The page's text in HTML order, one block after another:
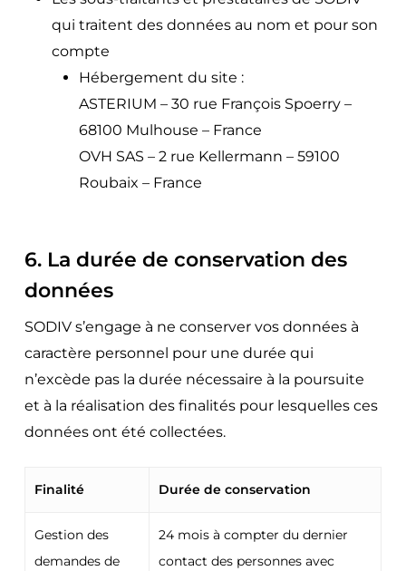
qui traitent des données au nom et pour son
compte
Hébergement du site :
ASTERIUM – 30 rue François Spoerry –
68100 Mulhouse – France
OVH SAS – 2 rue Kellermann – 59100
Roubaix – France
6. La durée de conservation des
données
SODIV s’engage à ne conserver vos données à
caractère personnel pour une durée qui
n’excède pas la durée nécessaire à la poursuite
et à la réalisation des finalités pour lesquelles ces
données ont été collectées.
Finalité Durée de conservation
Gestion des
demandes de
24 mois à compter du dernier
contact des personnes avec